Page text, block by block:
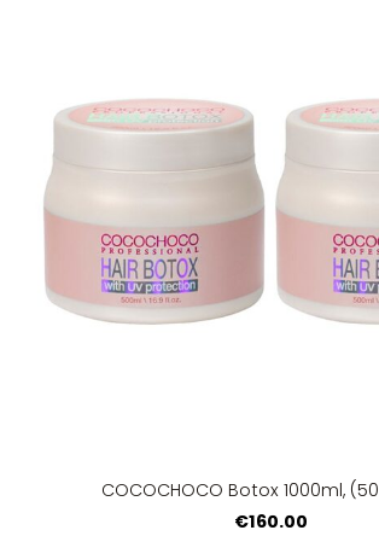
COCOCHOCO Botox 1000ml,
€160.00